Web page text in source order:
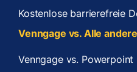
Kostenlose barrierefreie
Venngage vs. Alle
Venngage vs. Powerpoint